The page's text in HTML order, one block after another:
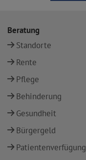
Beratung
Standorte
Rente
Pflege
Behinderung
Gesundheit
Bürgergeld
Patientenverfügung